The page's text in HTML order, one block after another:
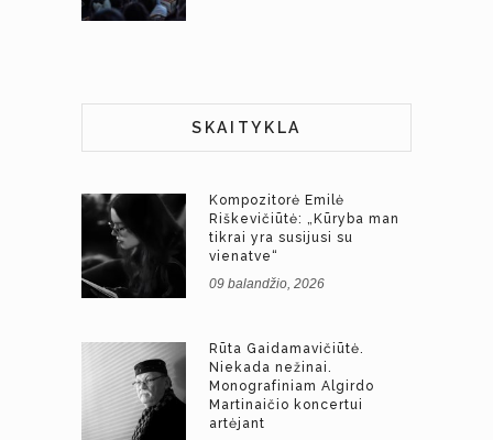
SKAITYKLA
Kompozitorė Emilė
Riškevičiūtė: „Kūryba man
tikrai yra susijusi su
vienatve“
09 balandžio, 2026
Rūta Gaidamavičiūtė.
Niekada nežinai.
Monografiniam Algirdo
Martinaičio koncertui
artėjant